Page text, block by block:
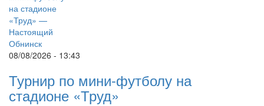
08/08/2026 - 13:43
Турнир по мини-футболу на
стадионе «Труд»